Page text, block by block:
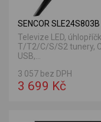
SENCOR SLE24S803B
Televize LED,
T/T2/C/S/S2 tunery,
USB,...
3 057 bez DPH
3 699 Kč